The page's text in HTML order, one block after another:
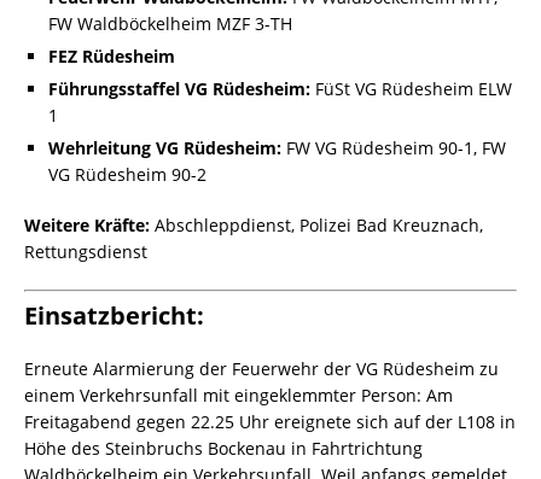
FW Waldböckelheim MZF 3-TH
FEZ Rüdesheim
Führungsstaffel VG Rüdesheim: FüSt VG Rüdesheim ELW
1
Wehrleitung VG Rüdesheim: FW VG Rüdesheim 90-1, FW
VG Rüdesheim 90-2
Weitere Kräfte: Abschleppdienst, Polizei Bad Kreuznach,
Rettungsdienst
Einsatzbericht:
Erneute Alarmierung der Feuerwehr der VG Rüdesheim zu
einem Verkehrsunfall mit eingeklemmter Person: Am
Freitagabend gegen 22.25 Uhr ereignete sich auf der L108 in
Höhe des Steinbruchs Bockenau in Fahrtrichtung